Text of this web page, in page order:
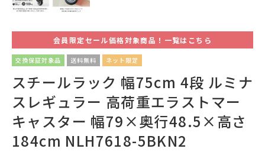
会員限定セール価格対象商品！一覧はこちら
交換保証対象品 送料無料 ネット限定
スチールラック 幅75cm 4段 ルミナ
スレギュラー 高荷重エラストマー
キャスター 幅79×奥行48.5×高さ
184cm NLH7618-5BKN2